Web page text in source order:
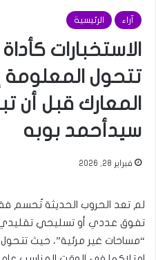
آراء الرئيسية
الاستخبارات
تتحول
المعارك قبل أن
سيدأحمد بوبه
فبراير 28, 2026
لم تعد الحروب الحديثة تُحسم
تفوق عددي أو تسليحي
“مساحات غير مرئية”، حيث